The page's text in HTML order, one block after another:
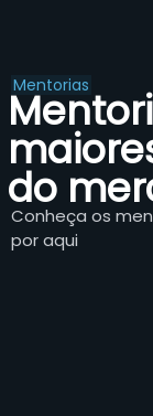
Mentorias
do
Conheça os
por aqui